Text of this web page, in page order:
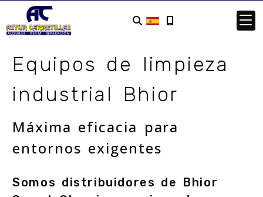
Equipos de limpieza
industrial Bhior
Máxima eficacia para
entornos exigentes
Somos distribuidores de Bhior